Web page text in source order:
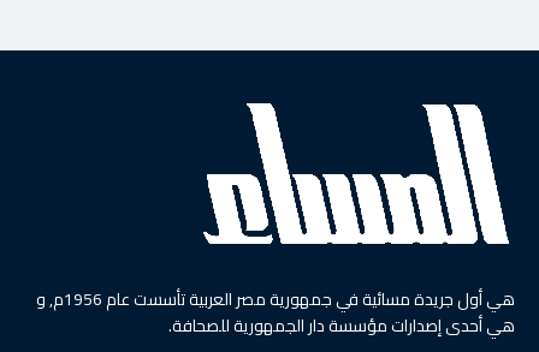
هي أول جريدة مسائية في جمهورية مصر العربية تأسست عام 1956م, و
هي أحدى إصدارات مؤسسة دار الجمهورية للصحافة.